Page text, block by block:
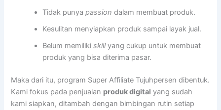
Tidak punyapassion dalam membuat produk.
Kesulitan menyiapkan produk sampai layak jual.
Belum memilikiskillyang cukup untuk membuat
produk yang bisa diterima pasar.
Maka dari itu, program Super Affiliate Tujuhpersen dibentuk.
Kami fokus pada penjualan produk digital yang sudah
kami siapkan, ditambah dengan bimbingan rutin setiap